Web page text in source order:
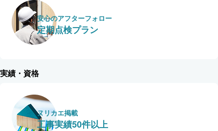
安心のアフターフォロー
定期点検プラン
実績・資格
ヌリカエ掲載
工事実績50件以上